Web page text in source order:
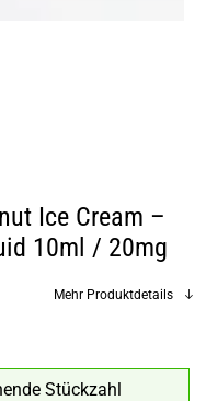
Ice Cream –
10ml / 20mg
Mehr Produktdetails
Stückzahl